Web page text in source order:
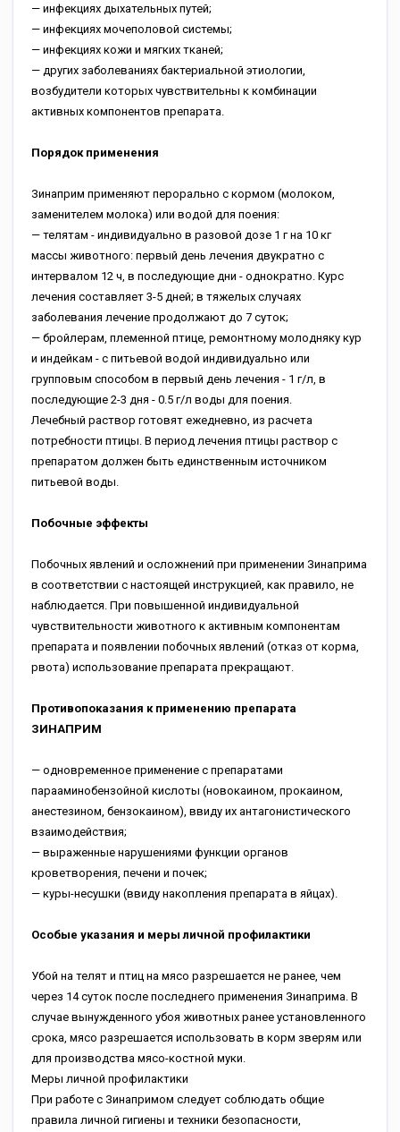
— инфекциях дыхательных путей;
— инфекциях мочеполовой системы;
— инфекциях кожи и мягких тканей;
— других заболеваниях бактериальной этиологии,
возбудители которых чувствительны к комбинации
активных компонентов препарата.
Порядок применения
Зинаприм применяют перорально с кормом (молоком,
заменителем молока) или водой для поения:
— телятам - индивидуально в разовой дозе 1 г на 10 кг
массы животного: первый день лечения двукратно с
интервалом 12 ч, в последующие дни - однократно. Курс
лечения составляет 3-5 дней; в тяжелых случаях
заболевания лечение продолжают до 7 суток;
— бройлерам, племенной птице, ремонтному молодняку кур
и индейкам - с питьевой водой индивидуально или
групповым способом в первый день лечения - 1 г/л, в
последующие 2-3 дня - 0.5 г/л воды для поения.
Лечебный раствор готовят ежедневно, из расчета
потребности птицы. В период лечения птицы раствор с
препаратом должен быть единственным источником
питьевой воды.
Побочные эффекты
Побочных явлений и осложнений при применении Зинаприма
в соответствии с настоящей инструкцией, как правило, не
наблюдается. При повышенной индивидуальной
чувствительности животного к активным компонентам
препарата и появлении побочных явлений (отказ от корма,
рвота) использование препарата прекращают.
Противопоказания к применению препарата
ЗИНАПРИМ
— одновременное применение с препаратами
парааминобензойной кислоты (новокаином, прокаином,
анестезином, бензокаином), ввиду их антагонистического
взаимодействия;
— выраженные нарушениями функции органов
кроветворения, печени и почек;
— куры-несушки (ввиду накопления препарата в яйцах).
Особые указания и меры личной профилактики
Убой на телят и птиц на мясо разрешается не ранее, чем
через 14 суток после последнего применения Зинаприма. В
случае вынужденного убоя животных ранее установленного
срока, мясо разрешается использовать в корм зверям или
для производства мясо-костной муки.
Меры личной профилактики
При работе с Зинапримом следует соблюдать общие
правила личной гигиены и техники безопасности,